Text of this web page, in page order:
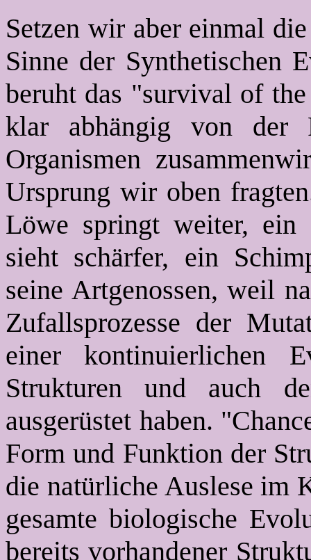
Setzen wir aber einmal
Sinne der Synthetischen
beruht das "survival of
klar abhängig von der
Organismen
Ursprung wir oben
Löwe springt weiter, ein
sieht schärfer, ein
seine Artgenossen, weil
Zufallsprozesse der
einer kontinuierlichen
Strukturen und auch
ausgerüstet haben.
Form und Funktion der
die natürliche Auslese im
gesamte biologische
bereits vorhandener